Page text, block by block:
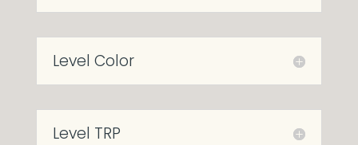
Level Color
Level TRP